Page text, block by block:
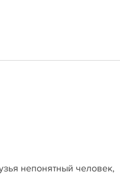
непонятный человек,